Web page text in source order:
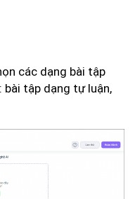
các dạng bài tập
tập dạng tự luận,